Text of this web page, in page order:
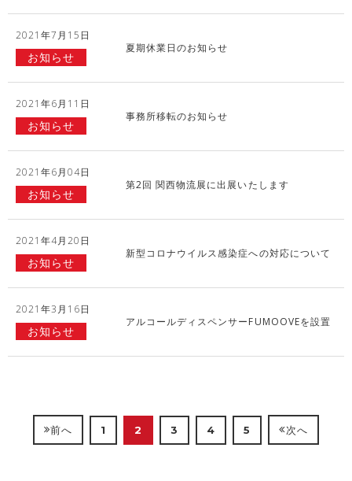
2021年7月15日
お知らせ
夏期休業日のお知らせ
2021年6月11日
お知らせ
事務所移転のお知らせ
2021年6月04日
お知らせ
第2回 関西物流展に出展いたします
2021年4月20日
お知らせ
新型コロナウイルス感染症への対応について
2021年3月16日
お知らせ
アルコールディスペンサーFUMOOVEを設置
前へ 1 2 3 4 5 次へ